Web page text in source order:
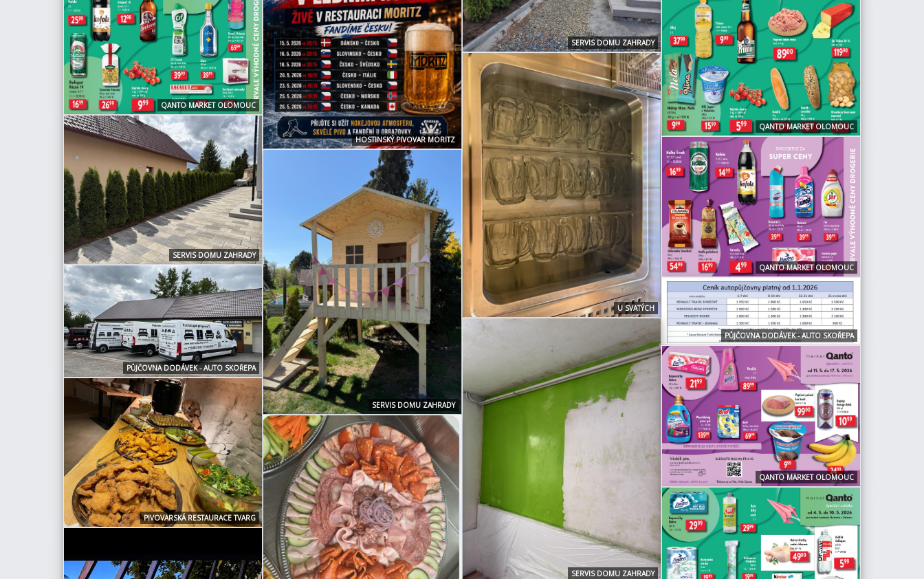
HOSTINSKÝ PIVOVAR MORITZ
SERVIS DOMU ZAHRADY
QANTO MARKET OLOMOUC
QANTO MARKET OLOMOUC
U SVATÝCH
SERVIS DOMU ZAHRADY
QANTO MARKET OLOMOUC
SERVIS DOMU ZAHRADY
PŮJČOVNA DODÁVEK - AUTO SKOŘEPA
PŮJČOVNA DODÁVEK - AUTO SKOŘEPA
SERVIS DOMU ZAHRADY
QANTO MARKET OLOMOUC
PIVOVARSKÁ RESTAURACE TVARG